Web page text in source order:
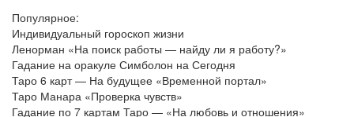
Популярное:
Индивидуальный гороскоп жизни
Ленорман «На поиск работы — найду ли я работу?»
Гадание на оракуле Симболон на Сегодня
Таро 6 карт — На будущее «Временной портал»
Таро Манара «Проверка чувств»
Гадание по 7 картам Таро — «На любовь и отношения»